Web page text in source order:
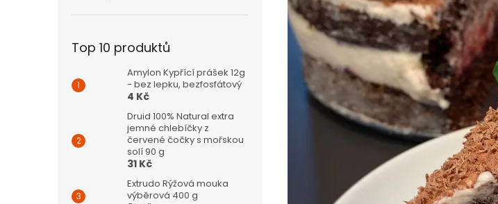
Top 10 produktů
Amylon Kypřící prášek 12g
- bez lepku, bezfosfátový
4 Kč
Druid 100% Natural extra
jemné chlebíčky z
červené čočky s mořskou
solí 90 g
31 Kč
Extrudo Rýžová mouka
výběrová 400 g